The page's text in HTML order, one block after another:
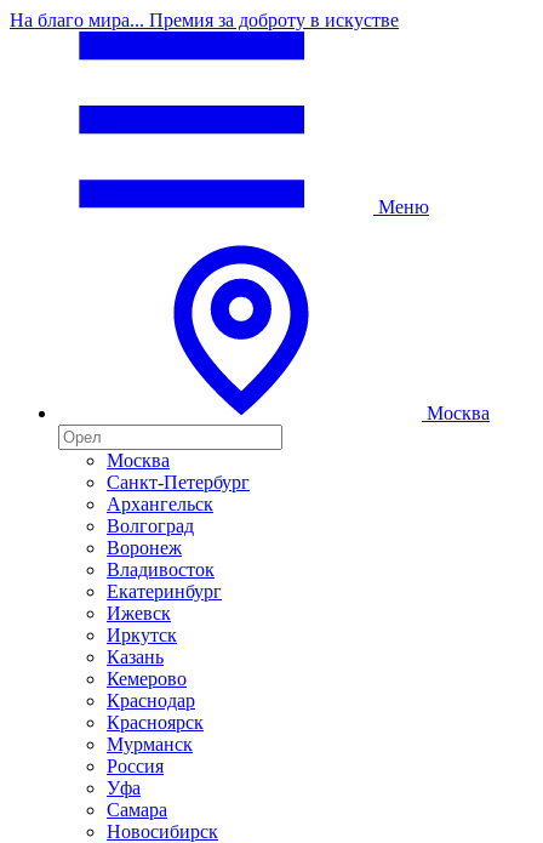
На благо мира... Премия за доброту в искустве
Меню
Москва
Москва
Санкт-Петербург
Архангельск
Волгоград
Воронеж
Владивосток
Екатеринбург
Ижевск
Иркутск
Казань
Кемерово
Краснодар
Красноярск
Мурманск
Россия
Уфа
Самара
Новосибирск